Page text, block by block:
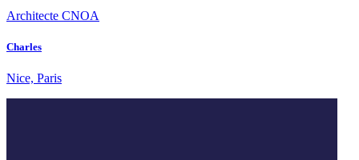
Architecte CNOA
Charles
Nice, Paris